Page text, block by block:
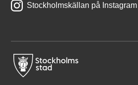
Stockholmskällan på Instagram